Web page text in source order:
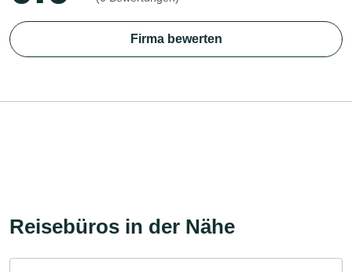
Firma bewerten
Reisebüros in der Nähe